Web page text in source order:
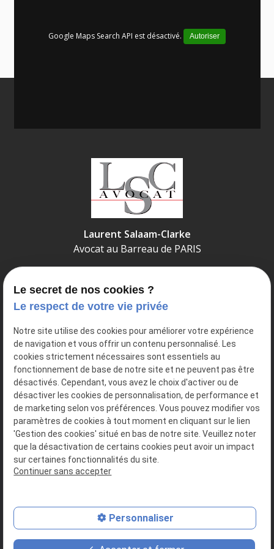
Google Maps Search API est désactivé. Autoriser
Laurent Salaam-Clarke
Avocat au Barreau de PARIS
place
3 Villa HORTENSE DURY-VASSELON
75020PARIS
phone 01 86 65 21 24
SIRET : 39124620400039
Mentions légales
Politique de confidentialité
Le secret de nos cookies ?
Le respect de votre vie privée
Notre site utilise des cookies pour améliorer votre expérience
de navigation et vous offrir un contenu personnalisé. Les
cookies strictement nécessaires sont essentiels au
fonctionnement de base de notre site et ne peuvent pas être
désactivés. Cependant, vous avez le choix d'activer ou de
désactiver les cookies de personnalisation, de performance et
de marketing selon vos préférences. Vous pouvez modifier vos
paramètres de cookies à tout moment en cliquant sur le lien
'Gestion des cookies' situé en bas de notre site. Veuillez noter
que la désactivation de certains cookies peut avoir un impact
sur certaines fonctionnalités du site.
Continuer sans accepter
Personnaliser